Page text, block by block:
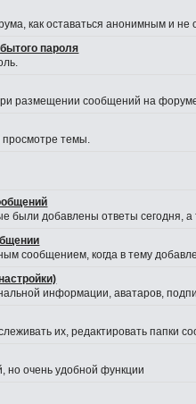
как оставаться анонимным и
пароля
размещении сообщений на
просмотре темы.
были добавлены ответы сегодня,
сообщением, когда в тему
информации, аватаров,
их, редактировать папки
но очень удобной функции